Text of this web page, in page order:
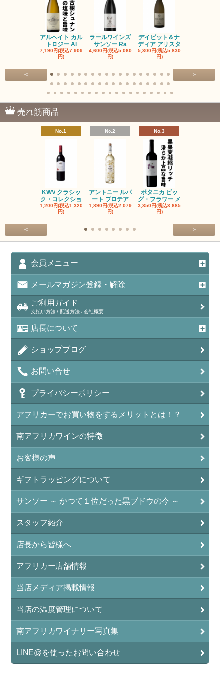
アルヘイト カル
トロジー Al
7,190円(税込7,909
円)
ラールワインズ
サンソー Ra
4,600円(税込5,060
円)
デイビット＆ナ
ディア アリスタ
5,300円(税込5,830
円)
< >
売れ筋商品
No.1
KWV クラシッ
ク・コレクショ
1,200円(税込1,320
円)
No.2
アントニー ルパ
ート プロテア
1,890円(税込2,079
円)
No.3
ボタニカ ビッ
グ・フラワー メ
3,350円(税込3,685
円)
< >
会員メニュー
メールマガジン登録・解除
ご利用ガイド
支払い方法 / 配送方法 / 会社概要
店長について
ショップブログ
お問い合せ
プライバシーポリシー
アフリカーでお買い物をするメリットとは！？
南アフリカワインの特徴
お客様の声
ギフトラッピングについて
サンソー ～ かつて１位だった黒ブドウの今 ～
スタッフ紹介
店長から皆様へ
アフリカー店舗情報
当店メディア掲載情報
当店の温度管理について
南アフリカワイナリー写真集
LINE@を使ったお問い合わせ